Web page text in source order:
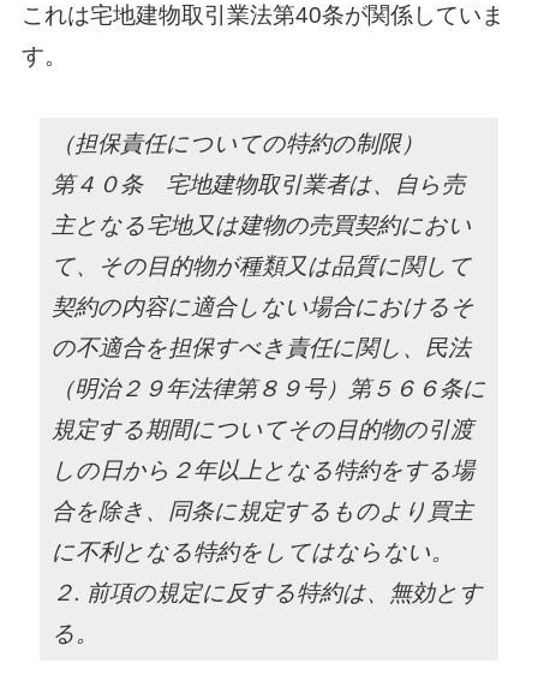
これは宅地建物取引業法第40条が関係していま
す。
（担保責任についての特約の制限）
第４０条 宅地建物取引業者は、自ら売
主となる宅地又は建物の売買契約におい
て、その目的物が種類又は品質に関して
契約の内容に適合しない場合におけるそ
の不適合を担保すべき責任に関し、民法
（明治２９年法律第８９号）第５６６条に
規定する期間についてその目的物の引渡
しの日から２年以上となる特約をする場
合を除き、同条に規定するものより買主
に不利となる特約をしてはならない。
２. 前項の規定に反する特約は、無効とす
る。